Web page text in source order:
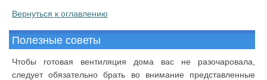
Вернуться к оглавлению
Полезные советы
Чтобы готовая вентиляция дома вас не разочаровала,
следует обязательно брать во внимание представленные